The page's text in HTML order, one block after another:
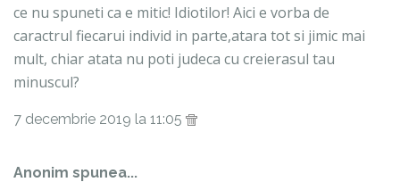
ce nu spuneti ca e mitic! Idiotilor! Aici e vorba de
caractrul fiecarui individ in parte,atara tot si jimic mai
mult, chiar atata nu poti judeca cu creierasul tau
minuscul?
7 decembrie 2019 la 11:05
Anonim spunea...